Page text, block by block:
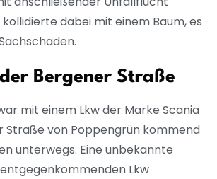
kollidierte dabei mit einem Baum, es
Bergener Straße
mit einem Lkw der Marke Scania
Straße von Poppengrün kommend
unterwegs. Eine unbekannte
Lkw